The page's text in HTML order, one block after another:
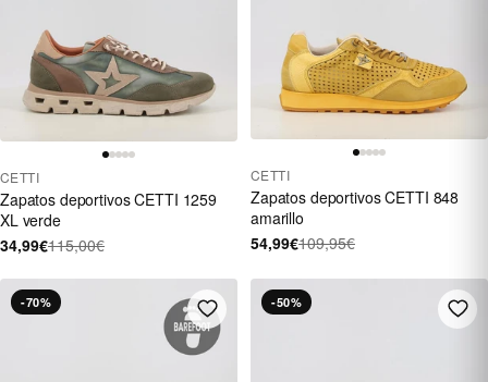
CETTI
Zapatos deportivos CETTI 1259
XL verde
34,99€115,00€
CETTI
Zapatos deportivos CETTI 848
amarillo
54,99€109,95€
-70% -50%